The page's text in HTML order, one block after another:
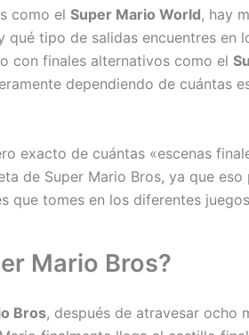
como el Super Mario World, hay
qué tipo de salidas encuentres en
con finales alternativos como el
dependiendo de cuántas
exacto de cuántas «escenas
de Super Mario Bros, ya que eso
que tomes en los diferentes
Mario Bros?
Bros, después de atravesar ocho